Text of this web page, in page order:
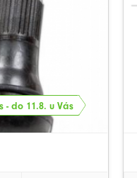
- do 11.8. u Vás